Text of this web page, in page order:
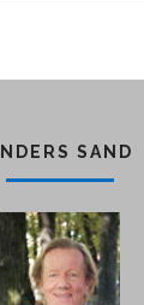
SAND